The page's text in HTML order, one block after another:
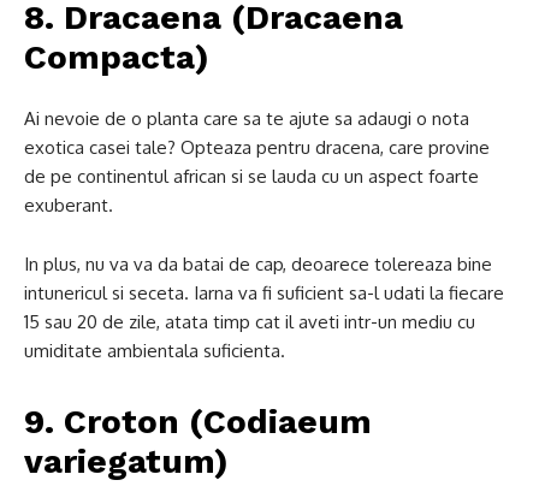
8. Dracaena (Dracaena
Compacta)
Ai nevoie de o planta care sa te ajute sa adaugi o nota
exotica casei tale? Opteaza pentru dracena, care provine
de pe continentul african si se lauda cu un aspect foarte
exuberant.
In plus, nu va va da batai de cap, deoarece tolereaza bine
intunericul si seceta. Iarna va fi suficient sa-l udati la fiecare
15 sau 20 de zile, atata timp cat il aveti intr-un mediu cu
umiditate ambientala suficienta.
9. Croton (Codiaeum
variegatum)